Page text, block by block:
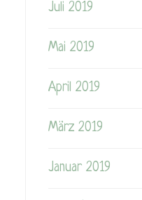
Juli 2019
Mai 2019
April 2019
März 2019
Januar 2019